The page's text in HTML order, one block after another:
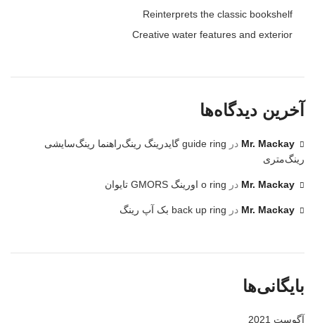
Reinterprets the classic bookshelf
Creative water features and exterior
آخرین دیدگاه‌ها
Mr. Mackay در
guide ring گایدرینگ رینگ‌راهنما رینگ‌سایشی
رینگ‌متری
Mr. Mackay در o ring اورینگ GMORS تایوان
Mr. Mackay در back up ring بک آپ رینگ
بایگانی‌ها
آگوست 2021